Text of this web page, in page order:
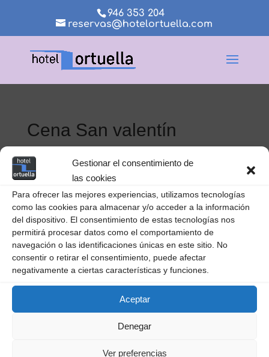
Gestionar el consentimiento de
las cookies
Para ofrecer las mejores experiencias, utilizamos tecnologías
como las cookies para almacenar y/o acceder a la información
del dispositivo. El consentimiento de estas tecnologías nos
permitirá procesar datos como el comportamiento de
navegación o las identificaciones únicas en este sitio. No
consentir o retirar el consentimiento, puede afectar
negativamente a ciertas características y funciones.
Aceptar
Denegar
Ver preferencias
946 353 204
reservas@hotelortuella.com
Cena San valentín
desayuno